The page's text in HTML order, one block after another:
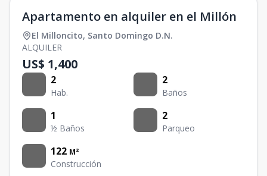
Apartamento en alquiler en el Millón
El Milloncito, Santo Domingo D.N.
ALQUILER
US$ 1,400
2
Hab.
2
Baños
1
½ Baños
2
Parqueo
122 M²
Construcción